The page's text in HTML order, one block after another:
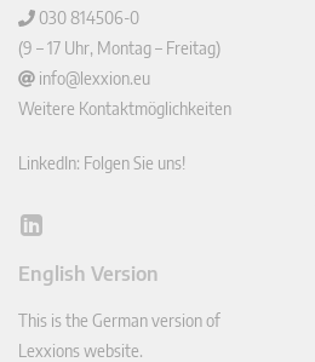
030 814506-0
(9 – 17 Uhr, Montag – Freitag)
info@lexxion.eu
Weitere Kontaktmöglichkeiten
LinkedIn: Folgen Sie uns!
Lin
In
English Version
This is the German version of
Lexxions website.